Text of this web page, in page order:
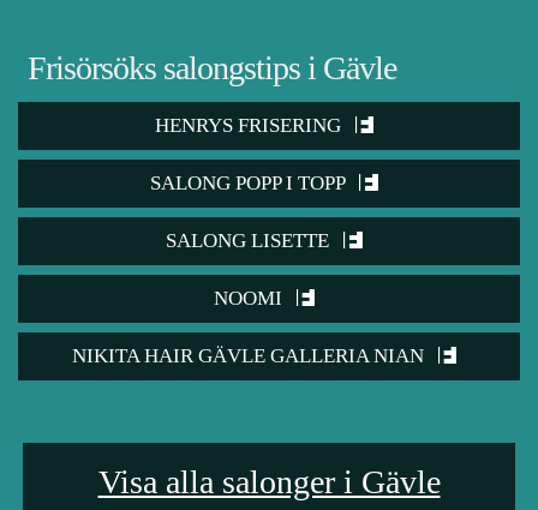
Frisörsöks salongstips i Gävle
HENRYS FRISERING
SALONG POPP I TOPP
SALONG LISETTE
NOOMI
NIKITA HAIR GÄVLE GALLERIA NIAN
Visa alla salonger i Gävle